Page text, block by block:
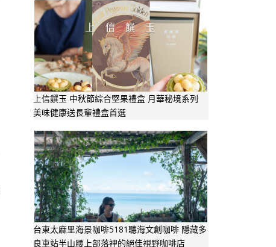
上信饌玉 中秋節綜合堅果禮盒 月華秘境系列
美味健康送長輩禮盒首選
台東太麻里海景咖啡5181聽海文創咖啡 隱藏多
良車站半山腰上部落裡的絕佳視野咖啡店